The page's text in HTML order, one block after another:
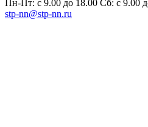
Пн-Пт: с 9.00 до 18.00 Сб: с 9.00
stp-nn@stp-nn.ru